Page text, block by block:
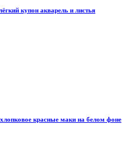
купон акварель и листья
красные маки на белом фоне